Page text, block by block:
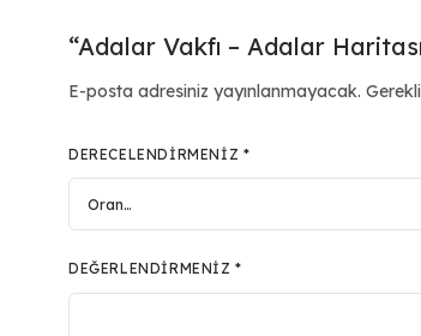
“Adalar Vakfı – Adalar
E-posta adresiniz yayınlanmayacak.
DERECELENDIRMENIZ *
DEĞERLENDIRMENIZ*